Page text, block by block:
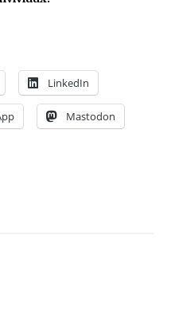
LinkedIn
Mastodon